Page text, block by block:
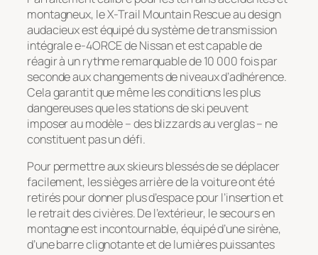
montagneux, le X-Trail Mountain Rescue au design
audacieux est équipé du système de transmission
intégrale e-4ORCE de Nissan et est capable de
réagir à un rythme remarquable de 10 000 fois par
seconde aux changements de niveaux d’adhérence.
Cela garantit que même les conditions les plus
dangereuses que les stations de ski peuvent
imposer au modèle – des blizzards au verglas – ne
constituent pas un défi.
Pour permettre aux skieurs blessés de se déplacer
facilement, les sièges arrière de la voiture ont été
retirés pour donner plus d’espace pour l’insertion et
le retrait des civières. De l’extérieur, le secours en
montagne est incontournable, équipé d’une sirène,
d’une barre clignotante et de lumières puissantes